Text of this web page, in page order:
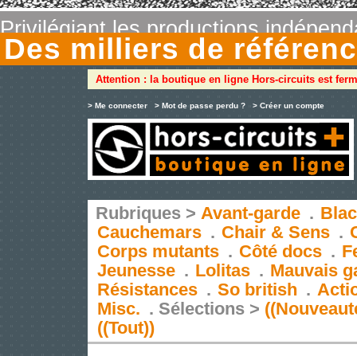
Privilégiant les productions
Des milliers de
Attention : la boutique en ligne Hors-circuits est
> Me connecter > Mot de passe perdu ? > Créer un compte
Rubriques > Avant-garde .
Cauchemars . Chair & Sens .
Corps mutants . Côté docs .
Jeunesse . Lolitas . Mauvais
Résistances . So british .
Misc. . Sélections >
((Tout))